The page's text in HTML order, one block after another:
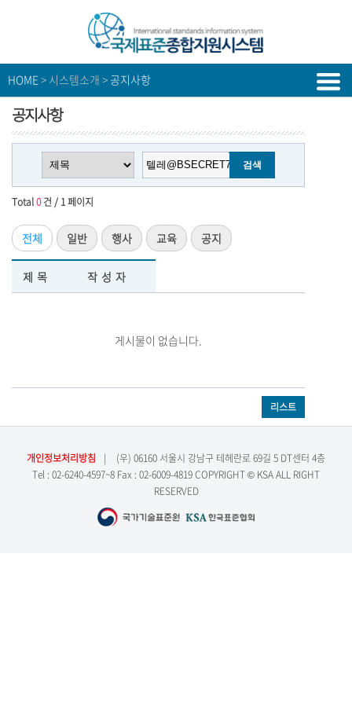
HOME > 시스템소개 > 공지사항
공지사항
Total0건 / 1 페이지
전체 일반 행사 교육 공지
제목 작성자
게시물이 없습니다.
리스트
개인정보처리방침 |
(우) 06160 서울시 강남구 테헤란로 69길 5 DT센터 4층
Tel : 02-6240-4597~8 Fax : 02-6009-4819 COPYRIGHT © KSA ALL RIGHT
RESERVED